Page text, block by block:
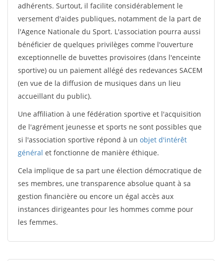
adhérents. Surtout, il facilite considérablement le
versement d'aides publiques, notamment de la part de
l'Agence Nationale du Sport. L'association pourra aussi
bénéficier de quelques privilèges comme l'ouverture
exceptionnelle de buvettes provisoires (dans l'enceinte
sportive) ou un paiement allégé des redevances SACEM
(en vue de la diffusion de musiques dans un lieu
accueillant du public).
Une affiliation à une fédération sportive et l'acquisition
de l'agrément jeunesse et sports ne sont possibles que
si l'association sportive répond à un objet d'intérêt
général et fonctionne de manière éthique.
Cela implique de sa part une élection démocratique de
ses membres, une transparence absolue quant à sa
gestion financière ou encore un égal accès aux
instances dirigeantes pour les hommes comme pour
les femmes.